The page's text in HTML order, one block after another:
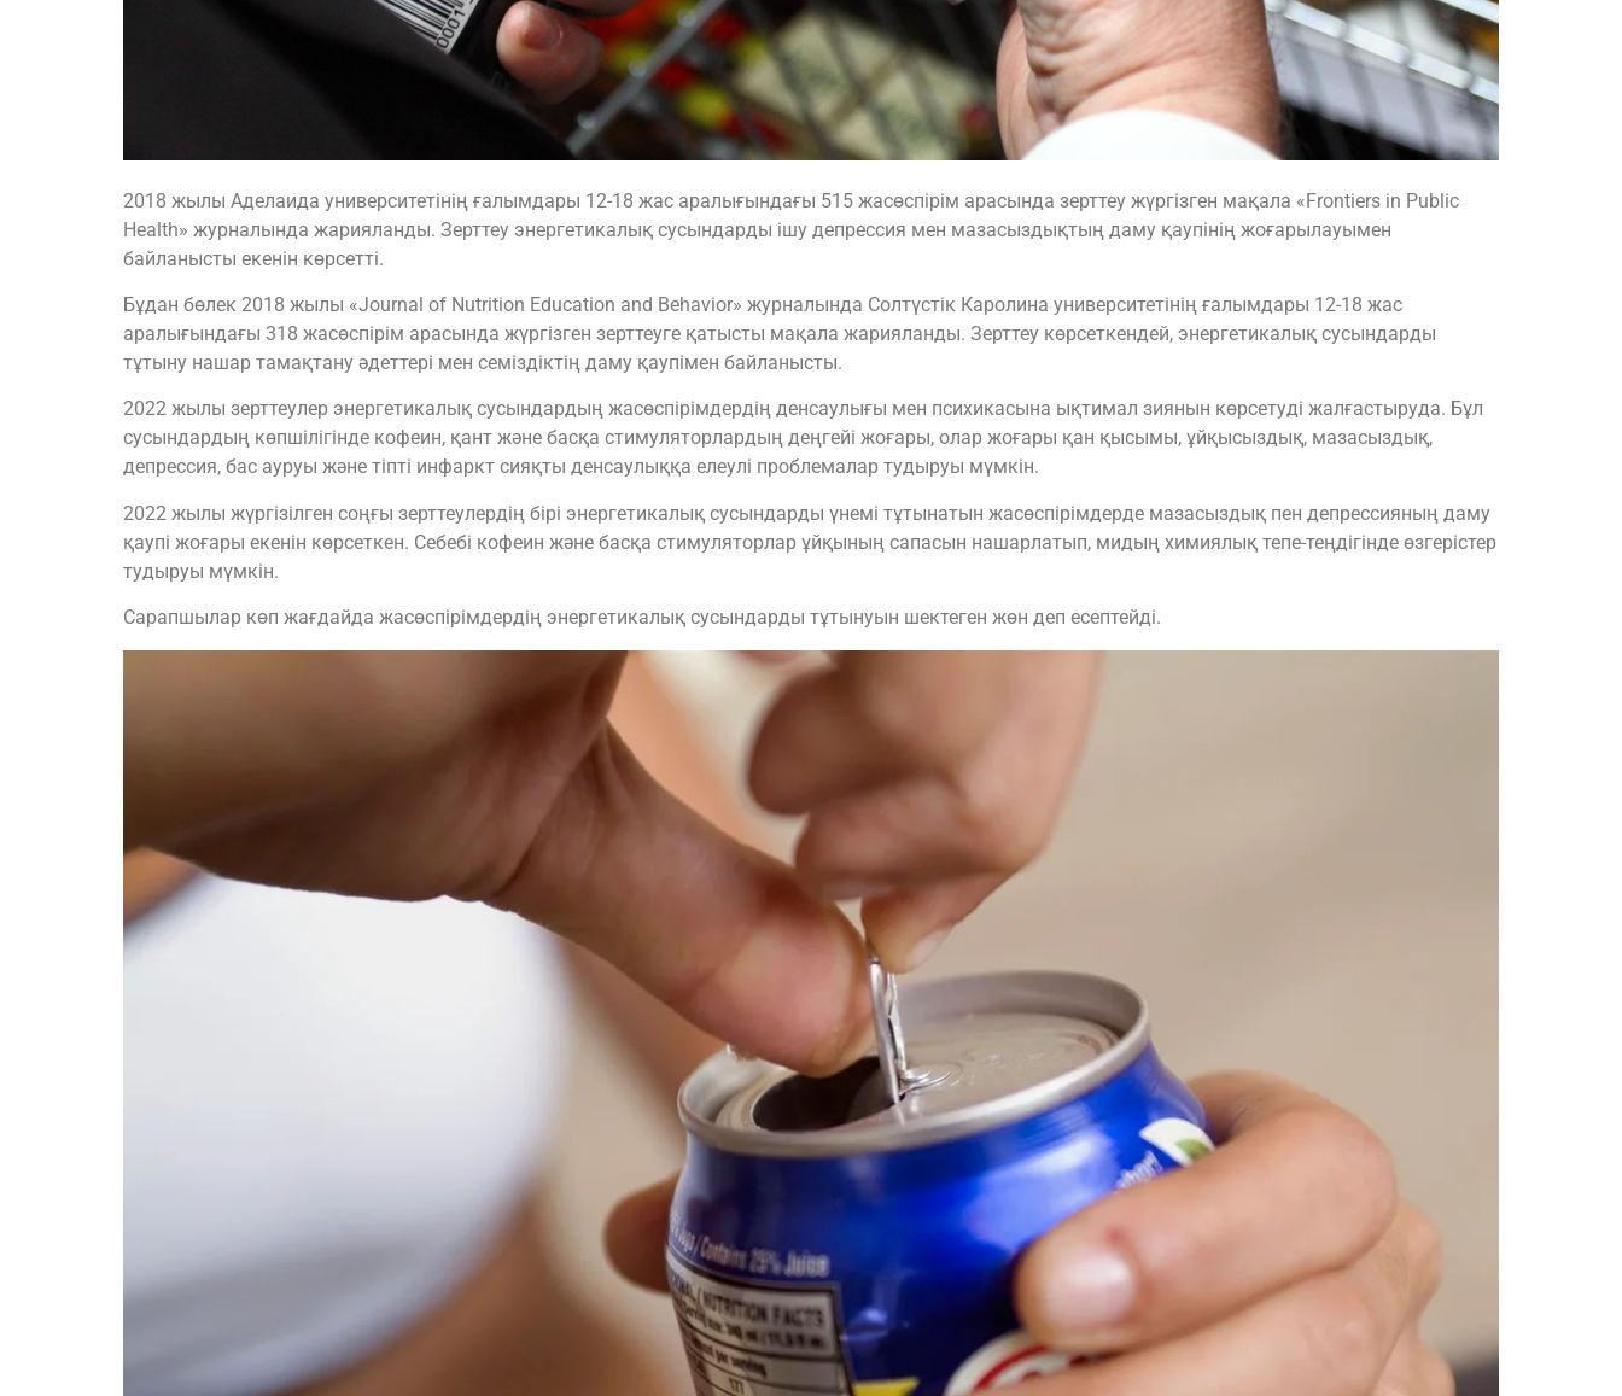
2018 жылы Аделаида университетінің ғалымдары 12-18 жас аралығындағы 515 жасөспірім арасында зерттеу жүргізген мақала «Frontiers in Public
Health» журналында жарияланды. Зерттеу энергетикалық сусындарды ішу депрессия мен мазасыздықтың даму қаупінің жоғарылауымен
байланысты екенін көрсетті.
Бұдан бөлек 2018 жылы «Journal of Nutrition Education and Behavior» журналында Солтүстік Каролина университетінің ғалымдары 12-18 жас
аралығындағы 318 жасөспірім арасында жүргізген зерттеуге қатысты мақала жарияланды. Зерттеу көрсеткендей, энергетикалық сусындарды
тұтыну нашар тамақтану әдеттері мен семіздіктің даму қаупімен байланысты.
2022 жылы зерттеулер энергетикалық сусындардың жасөспірімдердің денсаулығы мен психикасына ықтимал зиянын көрсетуді жалғастыруда. Бұл
сусындардың көпшілігінде кофеин, қант және басқа стимуляторлардың деңгейі жоғары, олар жоғары қан қысымы, ұйқысыздық, мазасыздық,
депрессия, бас ауруы және тіпті инфаркт сияқты денсаулыққа елеулі проблемалар тудыруы мүмкін.
2022 жылы жүргізілген соңғы зерттеулердің бірі энергетикалық сусындарды үнемі тұтынатын жасөспірімдерде мазасыздық пен депрессияның даму
қаупі жоғары екенін көрсеткен. Себебі кофеин және басқа стимуляторлар ұйқының сапасын нашарлатып, мидың химиялық тепе-теңдігінде өзгерістер
тудыруы мүмкін.
Сарапшылар көп жағдайда жасөспірімдердің энергетикалық сусындарды тұтынуын шектеген жөн деп есептейді.